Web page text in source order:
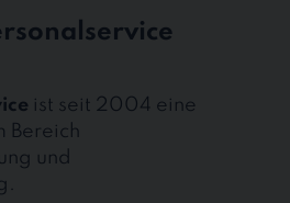
ist seit 2004 eine
Bereich
und